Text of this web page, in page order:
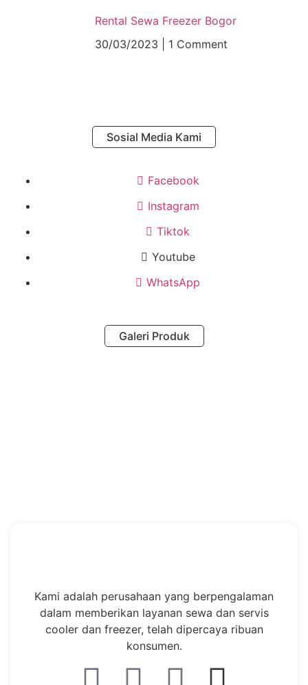
Rental Sewa Freezer Bogor
30/03/2023
1 Comment
Sosial Media Kami
Facebook
Instagram
Tiktok
Youtube
WhatsApp
Galeri Produk
Kami adalah perusahaan yang berpengalaman
dalam memberikan layanan sewa dan servis
cooler dan freezer, telah dipercaya ribuan
konsumen.